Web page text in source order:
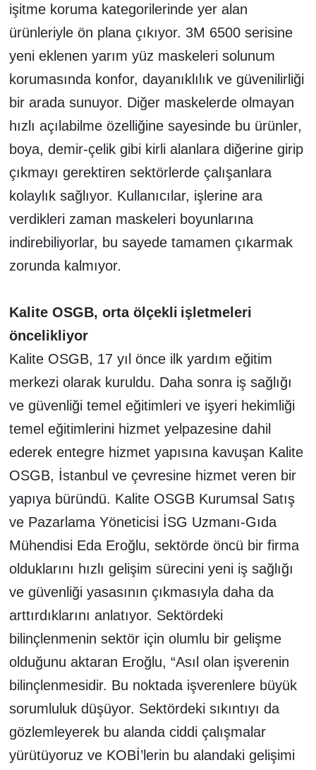
işitme koruma kategorilerinde yer alan
ürünleriyle ön plana çıkıyor. 3M 6500 serisine
yeni eklenen yarım yüz maskeleri solunum
korumasında konfor, dayanıklılık ve güvenilirliği
bir arada sunuyor. Diğer maskelerde olmayan
hızlı açılabilme özelliğine sayesinde bu ürünler,
boya, demir-çelik gibi kirli alanlara diğerine girip
çıkmayı gerektiren sektörlerde çalışanlara
kolaylık sağlıyor. Kullanıcılar, işlerine ara
verdikleri zaman maskeleri boyunlarına
indirebiliyorlar, bu sayede tamamen çıkarmak
zorunda kalmıyor.
Kalite OSGB, orta ölçekli işletmeleri
öncelikliyor
Kalite OSGB, 17 yıl önce ilk yardım eğitim
merkezi olarak kuruldu. Daha sonra iş sağlığı
ve güvenliği temel eğitimleri ve işyeri hekimliği
temel eğitimlerini hizmet yelpazesine dahil
ederek entegre hizmet yapısına kavuşan Kalite
OSGB, İstanbul ve çevresine hizmet veren bir
yapıya büründü. Kalite OSGB Kurumsal Satış
ve Pazarlama Yöneticisi İSG Uzmanı-Gıda
Mühendisi Eda Eroğlu, sektörde öncü bir firma
olduklarını hızlı gelişim sürecini yeni iş sağlığı
ve güvenliği yasasının çıkmasıyla daha da
arttırdıklarını anlatıyor. Sektördeki
bilinçlenmenin sektör için olumlu bir gelişme
olduğunu aktaran Eroğlu, “Asıl olan işverenin
bilinçlenmesidir. Bu noktada işverenlere büyük
sorumluluk düşüyor. Sektördeki sıkıntıyı da
gözlemleyerek bu alanda ciddi çalışmalar
yürütüyoruz ve KOBİ’lerin bu alandaki gelişimi